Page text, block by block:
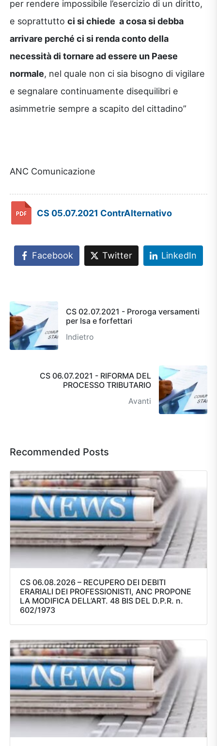
per rendere impossibile l’esercizio di un diritto,
e soprattutto ci si chiede a cosa si debba
arrivare perché ci si renda conto della
necessità di tornare ad essere un Paese
normale, nel quale non ci sia bisogno di vigilare
e segnalare continuamente disequilibri e
asimmetrie sempre a scapito del cittadino”
ANC Comunicazione
CS 05.07.2021 ContrAlternativo
Facebook Twitter LinkedIn
CS 02.07.2021 - Proroga versamenti
per Isa e forfettari
Indietro
CS 06.07.2021 - RIFORMA DEL
PROCESSO TRIBUTARIO
Avanti
Recommended Posts
CS 06.08.2026 – RECUPERO DEI DEBITI
ERARIALI DEI PROFESSIONISTI, ANC PROPONE
LA MODIFICA DELL’ART. 48 BIS DEL D.P.R. n.
602/1973